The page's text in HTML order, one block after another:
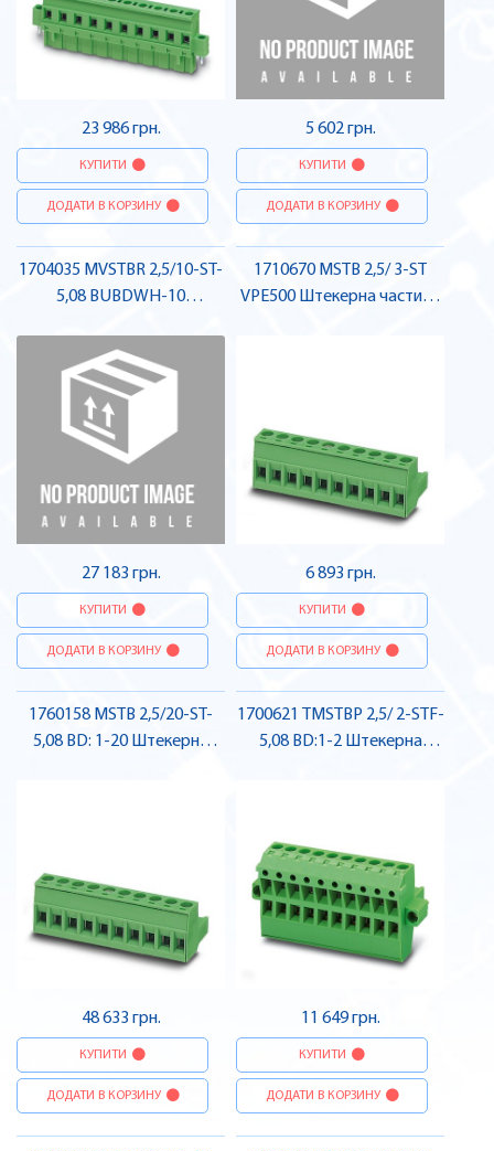
23 986 грн.
КУПИТИ
ДОДАТИ В КОРЗИНУ
5 602 грн.
КУПИТИ
ДОДАТИ В КОРЗИНУ
1704035 MVSTBR 2,5/10-ST-
5,08 BUBDWH-10
, Pheonix Contact
27 183 грн.
КУПИТИ
ДОДАТИ В КОРЗИНУ
1710670 MSTB 2,5/ 3-ST
VPE500 Штекерна частина
6 893 грн.
КУПИТИ
ДОДАТИ В КОРЗИНУ
1760158 MSTB 2,5/20-ST-
5,08 BD: 1-20 Штекерна
48 633 грн.
КУПИТИ
ДОДАТИ В КОРЗИНУ
1700621 TMSTBP 2,5/ 2-STF-
5,08 BD:1-2 Штекерна
11 649 грн.
КУПИТИ
ДОДАТИ В КОРЗИНУ